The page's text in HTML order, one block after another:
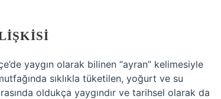
yaygın olarak bilinen “ayran” kelimesiyle
sıklıkla tüketilen, yoğurt ve su
oldukça yaygındır ve tarihsel olarak da